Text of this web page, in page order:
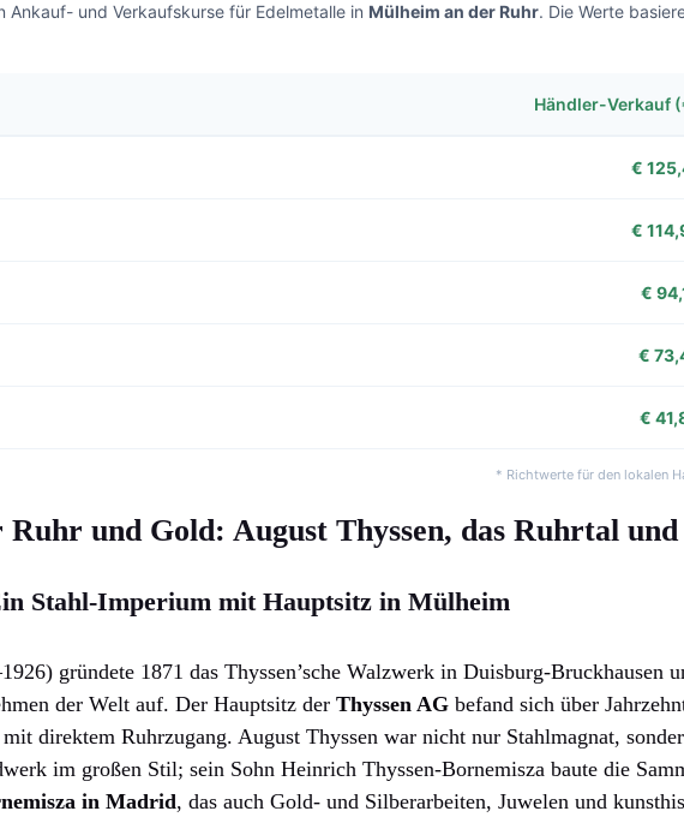
Ankauf- und Verkaufskurse für Edelmetalle in Mülheim an der Ruhr. Die Werte
Händler-Verkauf
€
€
€
€
€
* Richtwerte für den lokalen
und Gold: August Thyssen, das Ruhrtal
Stahl-Imperium mit Hauptsitz in Mülheim
gründete 1871 das Thyssen’sche Walzwerk in Duisburg-Bruckhausen
der Welt auf. Der Hauptsitz der Thyssen AG befand sich über
direktem Ruhrzugang. August Thyssen war nicht nur Stahlmagnat,
im großen Stil; sein Sohn Heinrich Thyssen-Bornemisza baute die
in Madrid, das auch Gold- und Silberarbeiten, Juwelen und